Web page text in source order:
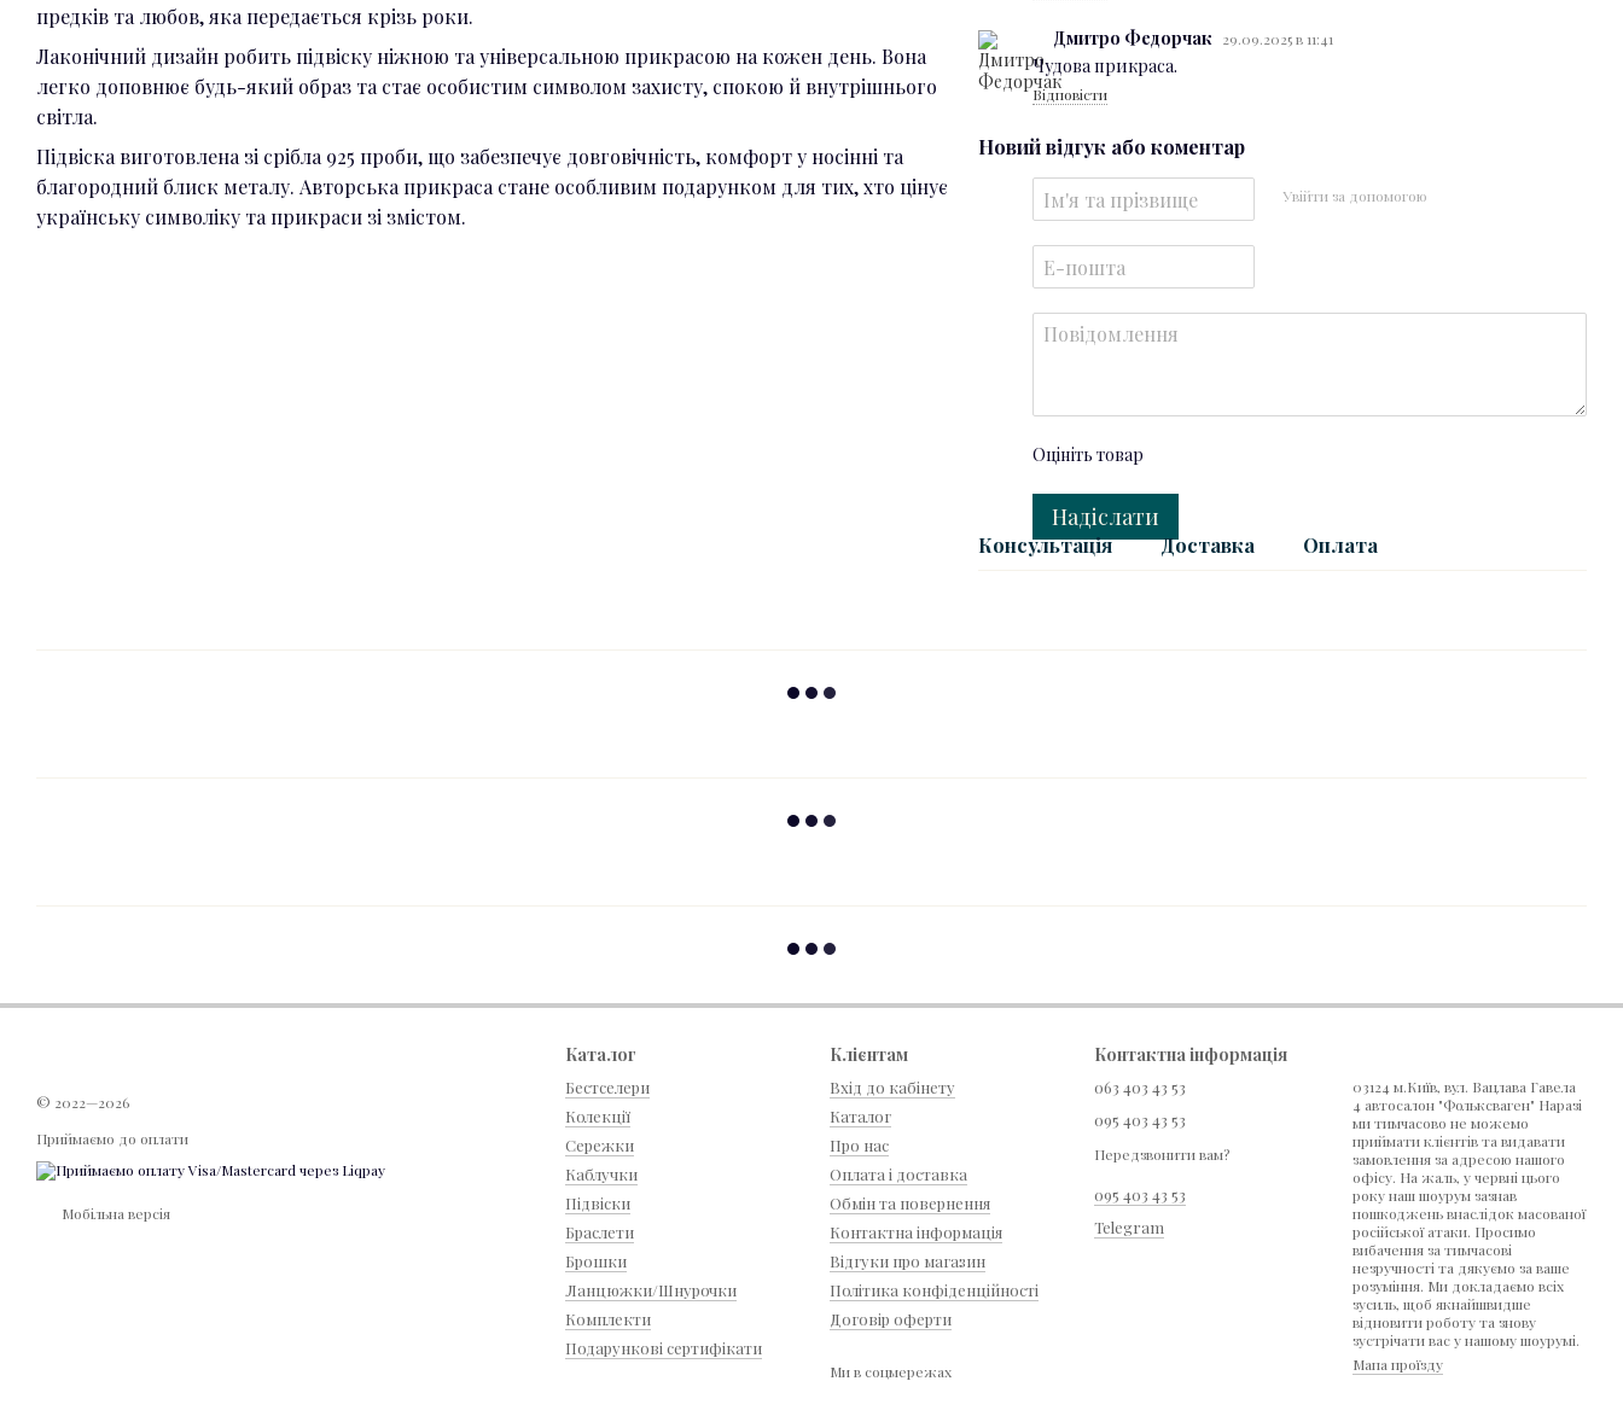
предків та любов, яка передається крізь роки.
Лаконічний дизайн робить підвіску ніжною та універсальною прикрасою на кожен день. Вона
легко доповнює будь-який образ та стає особистим символом захисту, спокою й внутрішнього
світла.
Підвіска виготовлена зі срібла 925 проби, що забезпечує довговічність, комфорт у носінні та
благородний блиск металу. Авторська прикраса стане особливим подарунком для тих, хто цінує
українську символіку та прикраси зі змістом.
Дмитро Федорчак 29.09.2025 в 11:41
Чудова прикраса.
Відповісти
Новий відгук або коментар
Увійти за допомогою
Оцініть товар
Надіслати
Консультація Доставка Оплата
© 2022—2026
Приймаємо до оплати
Мобільна версія
Каталог
Бестселери
Колекції
Сережки
Каблучки
Підвіски
Браслети
Брошки
Ланцюжки/Шнурочки
Комплекти
Подарункові сертифікати
Клієнтам
Вхід до кабінету
Каталог
Про нас
Оплата і доставка
Обмін та повернення
Контактна інформація
Відгуки про магазин
Політика конфіденційності
Договір оферти
Ми в соцмережах
Контактна інформація
063 403 43 53
095 403 43 53
Передзвонити вам?
095 403 43 53
Telegram
03124 м.Київ, вул. Вацлава Гавела
4 автосалон "Фольксваген" Наразі
ми тимчасово не можемо
приймати клієнтів та видавати
замовлення за адресою нашого
офісу. На жаль, у червні цього
року наш шоурум зазнав
пошкоджень внаслідок масованої
російської атаки. Просимо
вибачення за тимчасові
незручності та дякуємо за ваше
розуміння. Ми докладаємо всіх
зусиль, щоб якнайшвидше
відновити роботу та знову
зустрічати вас у нашому шоурумі.
Мапа проїзду